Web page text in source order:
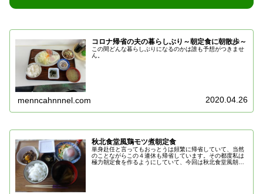
コロナ帰省の夫の暮らしぶり～朝定食に朝散歩～
この間どんな暮らしぶりになるのかは誰も予想がつきませ
ん。
menncahnnnel.com 2020.04.26
秋北食堂風鶏モツ煮朝定食
単身赴任と言ってもおっとうは頻繁に帰省していて、当然
のことながらこの４連休も帰省しています。その都度私は
極力朝定食を作るようにしていて、今回は秋北食堂風朝定